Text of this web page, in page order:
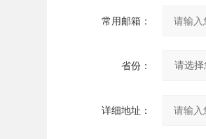
常用邮箱：
省份：
详细地址：